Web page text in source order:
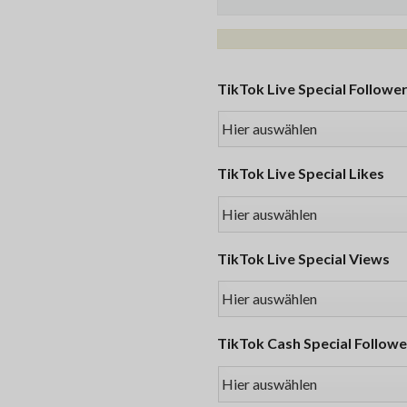
TikTok Live Special Follower
TikTok Live Special Likes
TikTok Live Special Views
TikTok Cash Special